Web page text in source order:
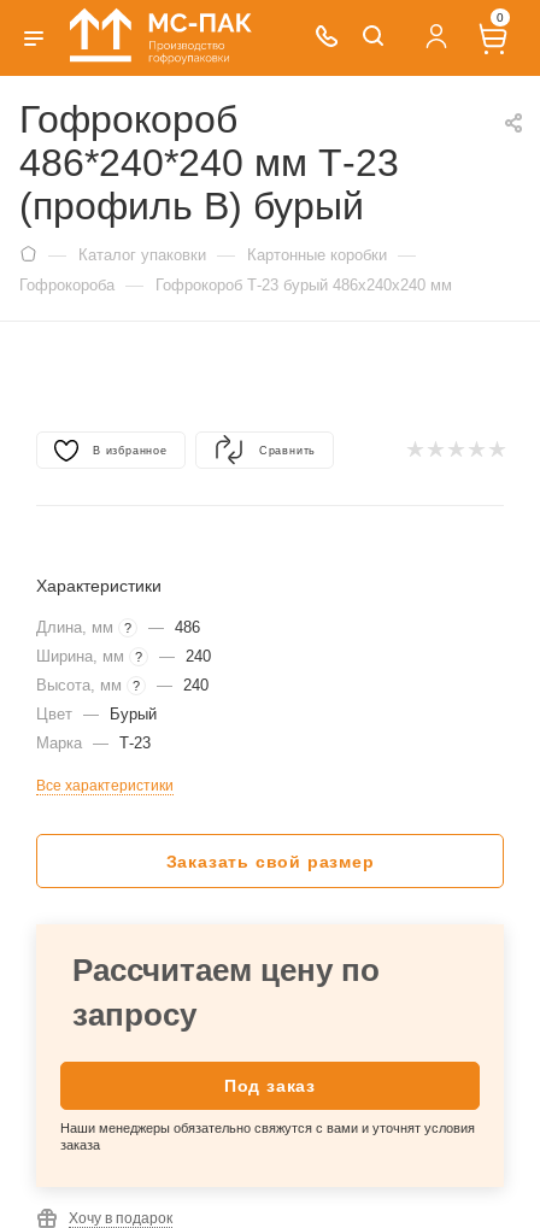
0
Гофрокороб
486*240*240 мм Т-23
(профиль B) бурый
— Каталог упаковки — Картонные коробки —
Гофрокороба — Гофрокороб Т-23 бурый 486х240х240 мм
В избранное Сравнить
Характеристики
Длина, мм ? — 486
Ширина, мм
? — 240
Высота, мм
? — 240
Цвет —
Бурый
Марка — Т-23
Все характеристики
Заказать свой размер
Рассчитаем цену по
запросу
Под заказ
Наши менеджеры обязательно свяжутся с вами и уточнят условия
заказа
Хочу в подарок